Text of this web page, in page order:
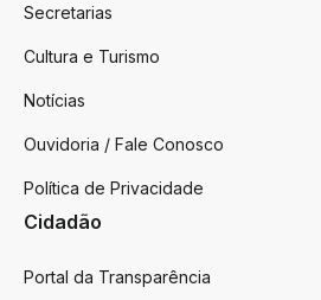
Secretarias
Cultura e Turismo
Notícias
Ouvidoria / Fale Conosco
Política de Privacidade
Cidadão
Portal da Transparência